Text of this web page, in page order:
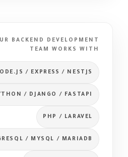
BACKEND DEVELOPMENT
TEAM WORKS WITH
/ EXPRESS / NESTJS
/ DJANGO / FASTAPI
PHP / LARAVEL
/ MYSQL / MARIADB